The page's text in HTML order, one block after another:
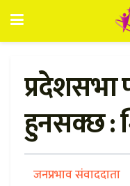
प्रदेशसभा
हुनसक्छ :
जनप्रभाव संवाददाता